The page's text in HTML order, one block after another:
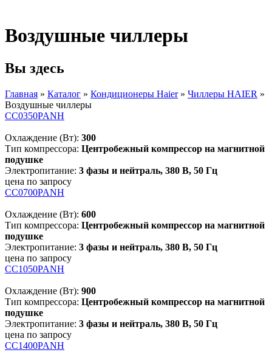
Воздушные чиллеры
Вы здесь
Главная » Каталог » Кондиционеры Haier » Чиллеры HAIER »
Воздушные чиллеры
CC0350PANH
Охлаждение (Вт): 300
Тип компрессора: Центробежный компрессор на магнитной
подушке
Электропитание: 3 фазы и нейтраль, 380 В, 50 Гц
цена по запросу
CC0700PANH
Охлаждение (Вт): 600
Тип компрессора: Центробежный компрессор на магнитной
подушке
Электропитание: 3 фазы и нейтраль, 380 В, 50 Гц
цена по запросу
CC1050PANH
Охлаждение (Вт): 900
Тип компрессора: Центробежный компрессор на магнитной
подушке
Электропитание: 3 фазы и нейтраль, 380 В, 50 Гц
цена по запросу
CC1400PANH